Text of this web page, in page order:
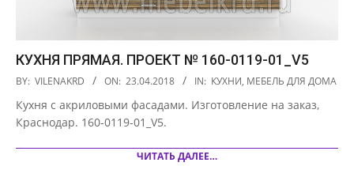
КУХНЯ ПРЯМАЯ. ПРОЕКТ № 160-0119-01_V5
2018-
23
BY: VILENAKRD ON: 23.04.2018 IN: КУХНИ, МЕБЕЛЬ ДЛЯ ДОМА
Кухня с акриловыми фасадами. Изготовление на заказ,
Краснодар. 160-0119-01_V5.
ЧИТАТЬ ДАЛЕЕ…